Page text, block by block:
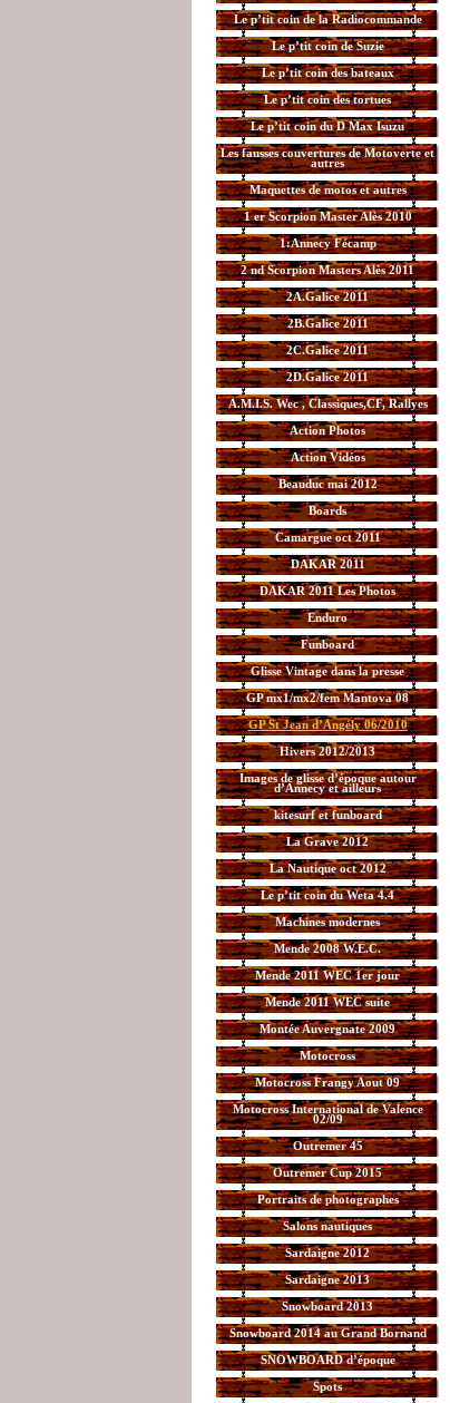
Le p’tit coin de la Radiocommande
Le p’tit coin de Suzie
Le p’tit coin des bateaux
Le p’tit coin des tortues
Le p’tit coin du D Max Isuzu
Les fausses couvertures de Motoverte et
autres
Maquettes de motos et autres
1 er Scorpion Master Alès 2010
1:Annecy Fécamp
2 nd Scorpion Masters Alès 2011
2A.Galice 2011
2B.Galice 2011
2C.Galice 2011
2D.Galice 2011
A.M.I.S. Wec , Classiques,CF, Rallyes
Action Photos
Action Vidéos
Beauduc mai 2012
Boards
Camargue oct 2011
DAKAR 2011
DAKAR 2011 Les Photos
Enduro
Funboard
Glisse Vintage dans la presse
GP mx1/mx2/fem Mantova 08
GP St Jean d’Angély 06/2010
Hivers 2012/2013
Images de glisse d’époque autour
d’Annecy et ailleurs
kitesurf et funboard
La Grave 2012
La Nautique oct 2012
Le p’tit coin du Weta 4.4
Machines modernes
Mende 2008 W.E.C.
Mende 2011 WEC 1er jour
Mende 2011 WEC suite
Montée Auvergnate 2009
Motocross
Motocross Frangy Aout 09
Motocross International de Valence
02/09
Outremer 45
Outremer Cup 2015
Portraits de photographes
Salons nautiques
Sardaigne 2012
Sardaigne 2013
Snowboard 2013
Snowboard 2014 au Grand Bornand
SNOWBOARD d’époque
Spots